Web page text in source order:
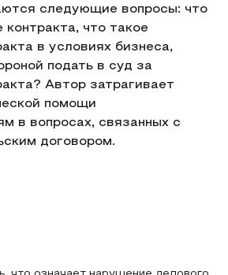
следующие вопросы: что
что такое
в условиях бизнеса,
подать в суд за
Автор затрагивает
помощи
в вопросах, связанных с
договором.